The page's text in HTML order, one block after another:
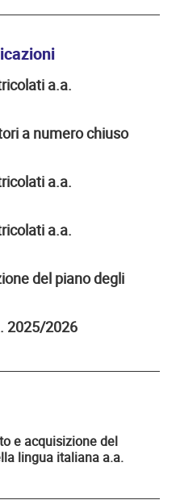
a.a.
a numero chiuso
a.a.
a.a.
del piano degli
2025/2026
e acquisizione del
lingua italiana a.a.